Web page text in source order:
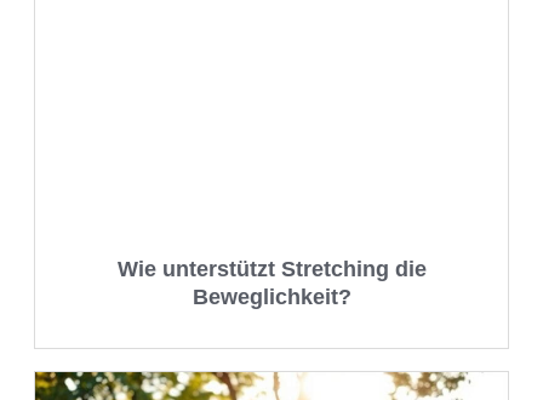
Wie unterstützt Stretching die
Beweglichkeit?